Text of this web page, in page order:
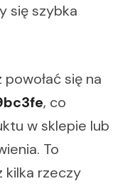
się szybka
się na
, co
w sklepie lub
To
kilka rzeczy